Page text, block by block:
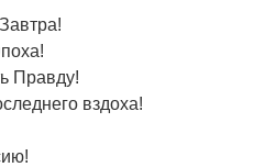
Правду!
вздоха!